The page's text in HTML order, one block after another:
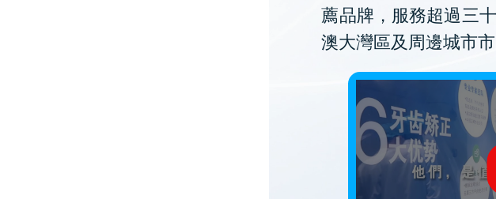
薦品牌，服務超過三
澳大灣區及周邊城市